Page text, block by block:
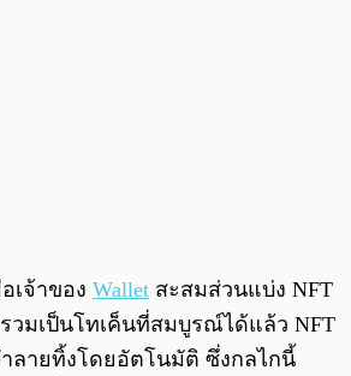
เจ้าของ Wallet สะสมส่วนแบ่ง NFT
วมเป็นโทเค็นที่สมบูรณ์ได้แล้ว NFT
ลายทิ้งโดยอัตโนมัติ ซึ่งกลไกนี้